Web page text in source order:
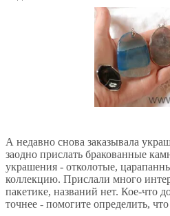
А недавно снова заказывала
заодно прислать бракованные
украшения - отколотые,
коллекцию. Прислали много
пакетике, названий нет. Кое-что
точнее - помогите определить,